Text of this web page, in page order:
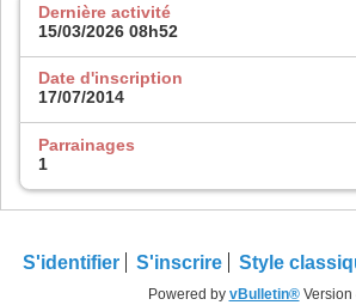
Dernière activité
15/03/2026 08h52
Date d'inscription
17/07/2014
Parrainages
1
S'identifier S'inscrire Style
Powered by vBulletin®Version